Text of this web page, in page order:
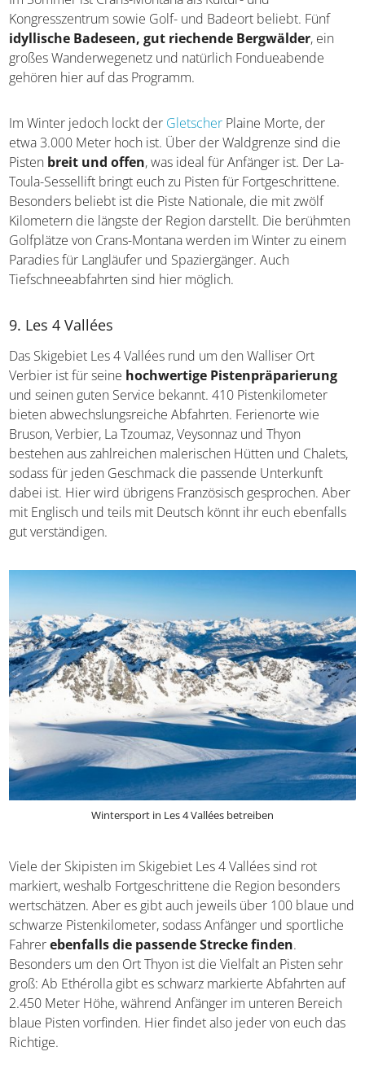
Kongresszentrum sowie Golf- und Badeort beliebt. Fünf
idyllische Badeseen, gut riechende Bergwälder, ein
großes Wanderwegenetz und natürlich Fondueabende
gehören hier auf das Programm.
Im Winter jedoch lockt der Gletscher Plaine Morte, der
etwa 3.000 Meter hoch ist. Über der Waldgrenze sind die
Pisten breit und offen, was ideal für Anfänger ist. Der La-
Toula-Sessellift bringt euch zu Pisten für Fortgeschrittene.
Besonders beliebt ist die Piste Nationale, die mit zwölf
Kilometern die längste der Region darstellt. Die berühmten
Golfplätze von Crans-Montana werden im Winter zu einem
Paradies für Langläufer und Spaziergänger. Auch
Tiefschneeabfahrten sind hier möglich.
9. Les 4 Vallées
Das Skigebiet Les 4 Vallées rund um den Walliser Ort
Verbier ist für seine hochwertige Pistenpräparierung
und seinen guten Service bekannt. 410 Pistenkilometer
bieten abwechslungsreiche Abfahrten. Ferienorte wie
Bruson, Verbier, La Tzoumaz, Veysonnaz und Thyon
bestehen aus zahlreichen malerischen Hütten und Chalets,
sodass für jeden Geschmack die passende Unterkunft
dabei ist. Hier wird übrigens Französisch gesprochen. Aber
mit Englisch und teils mit Deutsch könnt ihr euch ebenfalls
gut verständigen.
Wintersport in Les 4 Vallées betreiben
Viele der Skipisten im Skigebiet Les 4 Vallées sind rot
markiert, weshalb Fortgeschrittene die Region besonders
wertschätzen. Aber es gibt auch jeweils über 100 blaue und
schwarze Pistenkilometer, sodass Anfänger und sportliche
Fahrerebenfalls die passende Strecke finden.
Besonders um den Ort Thyon ist die Vielfalt an Pisten sehr
groß: Ab Ethérolla gibt es schwarz markierte Abfahrten auf
2.450 Meter Höhe, während Anfänger im unteren Bereich
blaue Pisten vorfinden. Hier findet also jeder von euch das
Richtige.